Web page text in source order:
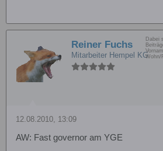
Reiner Fuchs
Mitarbeiter Hempel KG
Dabei
Wohn/
12.08.2010, 13:09
AW: Fast governor am YGE